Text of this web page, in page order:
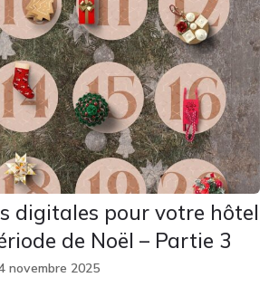
digitales pour votre hôtel
de Noël – Partie 3
novembre 2025